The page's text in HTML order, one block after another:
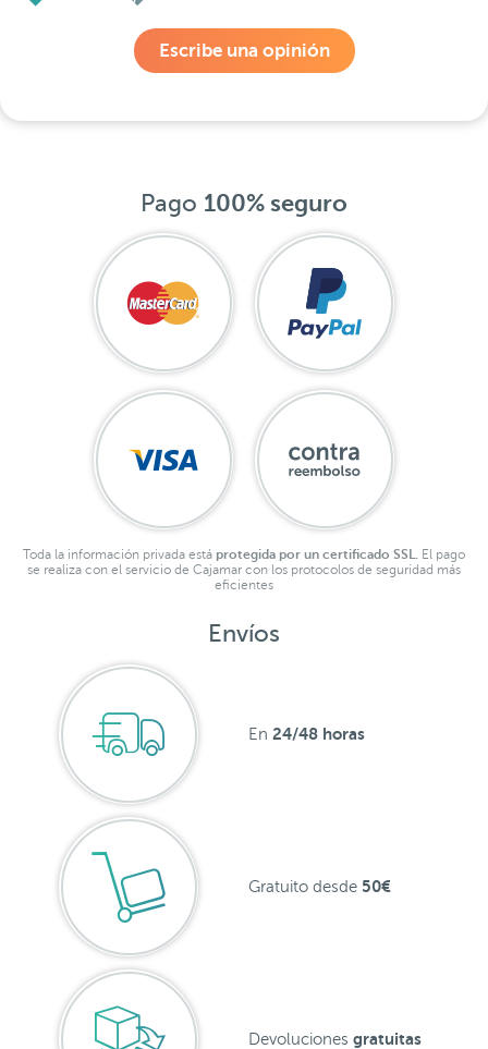
Escribe una opinión
Pago 100% seguro
Toda la información privada está protegida por un certificado SSL. El pago
se realiza con el servicio de Cajamar con los protocolos de seguridad más
eficientes
Envíos
En 24/48 horas
Gratuito desde 50€
Devoluciones gratuitas